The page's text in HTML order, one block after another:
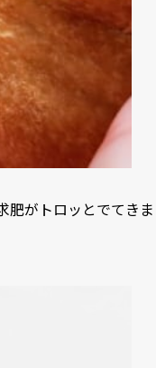
肥がトロッとでてきま